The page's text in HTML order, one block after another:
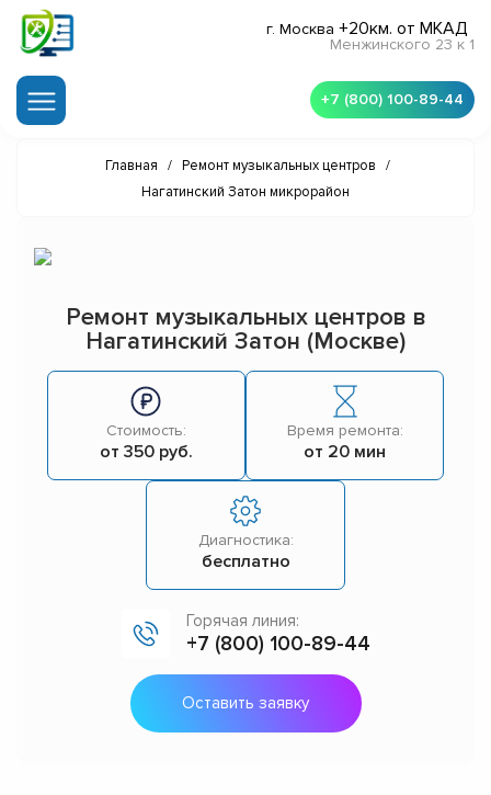
г. Москва +20км. от МКАД
Менжинского 23 к 1
+7 (800) 100-89-44
Главная / Ремонт музыкальных центров
/
Нагатинский Затон микрорайон
Ремонт музыкальных центров в
Нагатинский Затон (Москве)
Стоимость:
от 350 руб.
Время ремонта:
от 20 мин
Диагностика:
бесплатно
Горячая линия:
+7 (800) 100-89-44
Оставить заявку